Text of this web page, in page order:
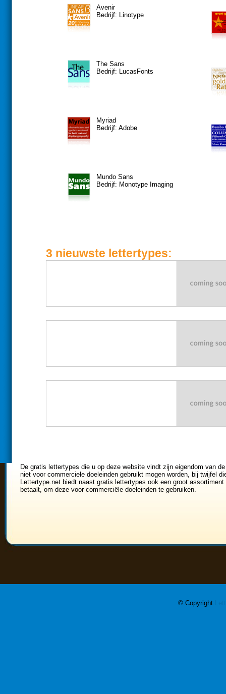
Avenir
Bedrijf: Linotype
The Sans
Bedrijf: LucasFonts
Myriad
Bedrijf: Adobe
Mundo Sans
Bedrijf: Monotype Imaging
3 nieuwste lettertypes:
De gratis lettertypes die u op deze website vindt zijn eigendom van
niet voor commerciele doeleinden gebruikt mogen worden, bij twijfel
Lettertype.net biedt naast gratis lettertypes ook een groot
betaalt, om deze voor commerciële doeleinden te gebruiken.
© Copyright